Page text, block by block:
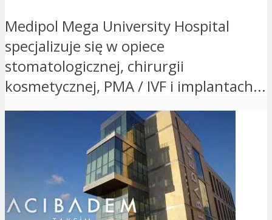
Medipol Mega University Hospital
specjalizuje się w opiece
stomatologicznej, chirurgii
kosmetycznej, PMA / IVF i implantach...